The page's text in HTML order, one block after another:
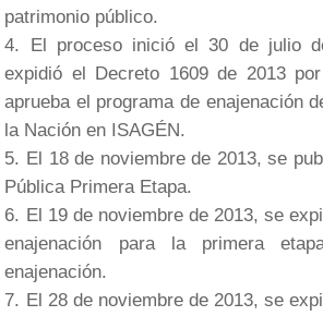
patrimonio público.
El proceso inició el 30 de julio
expidió el Decreto 1609 de 2013
aprueba el programa de enajenación
la Nación en ISAGÉN.
El 18 de noviembre de 2013, se
Pública Primera Etapa.
El 19 de noviembre de 2013, se
enajenación para la primera
enajenación.
El 28 de noviembre de 2013, se